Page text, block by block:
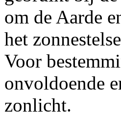
om de Aarde
het
Voor
onvoldoende
zonlicht.